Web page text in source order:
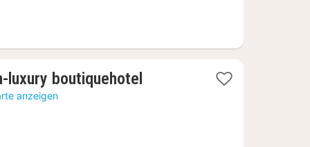
luxury boutiquehotel
anzeigen